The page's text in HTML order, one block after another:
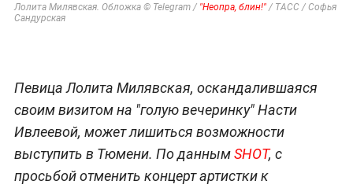
Лолита Милявская. Обложка © Telegram / "Неопра, блин!" / ТАСС / Софья
Сандурская
Певица Лолита Милявская, оскандалившаяся
своим визитом на "голую вечеринку" Насти
Ивлеевой, может лишиться возможности
выступить в Тюмени. По даннымSHOT, с
просьбой отменить концерт артистки к